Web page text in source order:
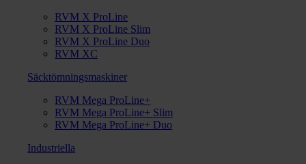
RVM X ProLine
RVM X ProLine Slim
RVM X ProLine Duo
RVM XC
Säcktömningsmaskiner
RVM Mega ProLine+
RVM Mega ProLine+ Slim
RVM Mega ProLine+ Duo
Industriella